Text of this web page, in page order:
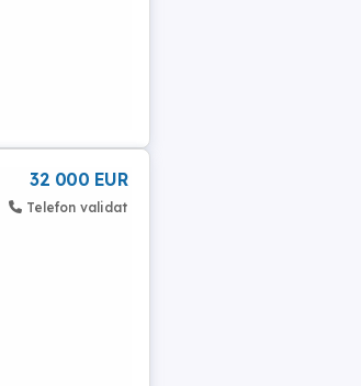
32 000 EUR
Telefon validat